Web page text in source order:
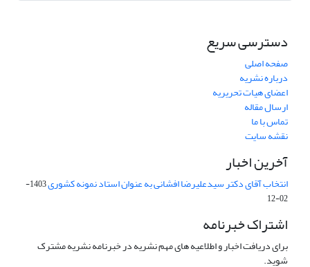
دسترسی سریع
صفحه اصلی
درباره نشریه
اعضای هیات تحریریه
ارسال مقاله
تماس با ما
نقشه سایت
آخرین اخبار
انتخاب آقای دکتر سیدعلیرضا افشانی به عنوان استاد نمونه کشوری
1403-
02-12
اشتراک خبرنامه
برای دریافت اخبار و اطلاعیه های مهم نشریه در خبرنامه نشریه مشترک
شوید.